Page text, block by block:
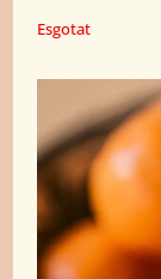
Esgotat